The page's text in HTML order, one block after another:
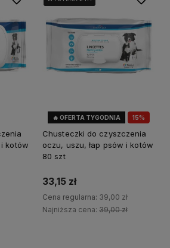
kotów
15%
🔥 OFERTA TYGODNIA
Chusteczki do czyszczenia
oczu, uszu, łap psów i kotów
80 szt
33,15 zł
Cena regularna: 39,00 zł
Najniższa cena: 39,00 zł